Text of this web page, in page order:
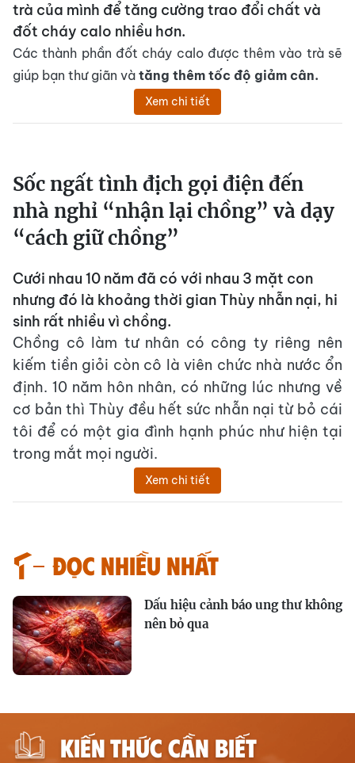
trà của mình để tăng cường trao đổi chất và
đốt cháy calo nhiều hơn.
Các thành phần đốt cháy calo được thêm vào trà sẽ
giúp bạn thư giãn và tăng thêm tốc độ giảm cân.
Xem chi tiết
Sốc ngất tình địch gọi điện đến
nhà nghỉ “nhận lại chồng” và dạy
“cách giữ chồng”
Cưới nhau 10 năm đã có với nhau 3 mặt con
nhưng đó là khoảng thời gian Thùy nhẫn nại, hi
sinh rất nhiều vì chồng.
Chồng cô làm tư nhân có công ty riêng nên
kiếm tiền giỏi còn cô là viên chức nhà nước ổn
định. 10 năm hôn nhân, có những lúc nhưng về
cơ bản thì Thùy đều hết sức nhẫn nại từ bỏ cái
tôi để có một gia đình hạnh phúc như hiện tại
trong mắt mọi người.
Xem chi tiết
Đọc nhiều nhất
Dấu hiệu cảnh báo ung thư không
nên bỏ qua
KIẾN THỨC CẦN BIẾT